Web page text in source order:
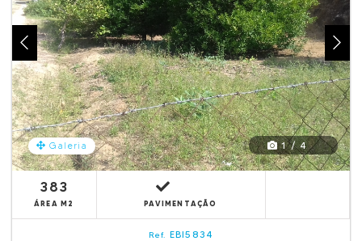
Galeria 1 / 4
383
ÁREA M2 PAVIMENTAÇÃO
Ref. EBI5834